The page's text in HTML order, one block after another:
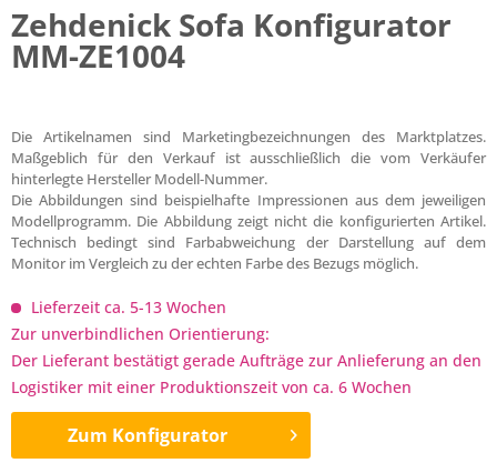
Zehdenick Sofa Konfigurator
MM-ZE1004
Die Artikelnamen sind Marketingbezeichnungen des Marktplatzes.
Maßgeblich für den Verkauf ist ausschließlich die vom Verkäufer
hinterlegte Hersteller Modell-Nummer.
Die Abbildungen sind beispielhafte Impressionen aus dem jeweiligen
Modellprogramm. Die Abbildung zeigt nicht die konfigurierten Artikel.
Technisch bedingt sind Farbabweichung der Darstellung auf dem
Monitor im Vergleich zu der echten Farbe des Bezugs möglich.
Lieferzeit ca. 5-13 Wochen
Zur unverbindlichen Orientierung:
Der Lieferant bestätigt gerade Aufträge zur Anlieferung an den
Logistiker mit einer Produktionszeit von ca. 6 Wochen
Zum Konfigurator